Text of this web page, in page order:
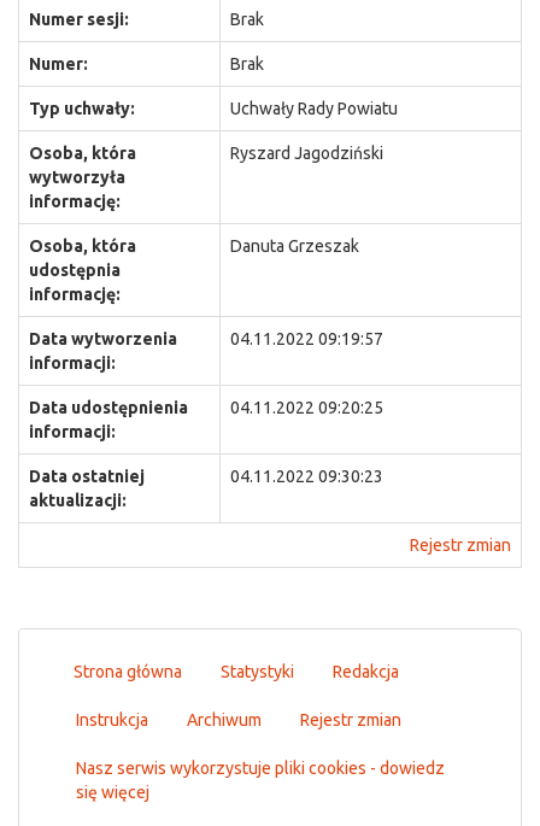
Numer sesji: Brak
Numer: Brak
Typ uchwały: Uchwały Rady Powiatu
Osoba, która
wytworzyła
informację:
Ryszard Jagodziński
Osoba, która
udostępnia
informację:
Danuta Grzeszak
Data wytworzenia
informacji:
04.11.2022 09:19:57
Data udostępnienia
informacji:
04.11.2022 09:20:25
Data ostatniej
aktualizacji:
04.11.2022 09:30:23
Rejestr zmian
Strona główna Statystyki Redakcja
Instrukcja Archiwum Rejestr zmian
Nasz serwis wykorzystuje pliki cookies - dowiedz
się więcej